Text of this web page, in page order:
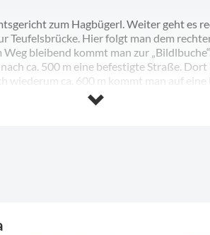
zum Hagbügerl. Weiter geht es
Hier folgt man dem
bleibend kommt man zur
ca. 500 m eine befestigte Straße.
wiederum ca. 600 m kommt man auf eine
bis Capartice (Nepomuk). Hier
Bei ca. der Hälfte der